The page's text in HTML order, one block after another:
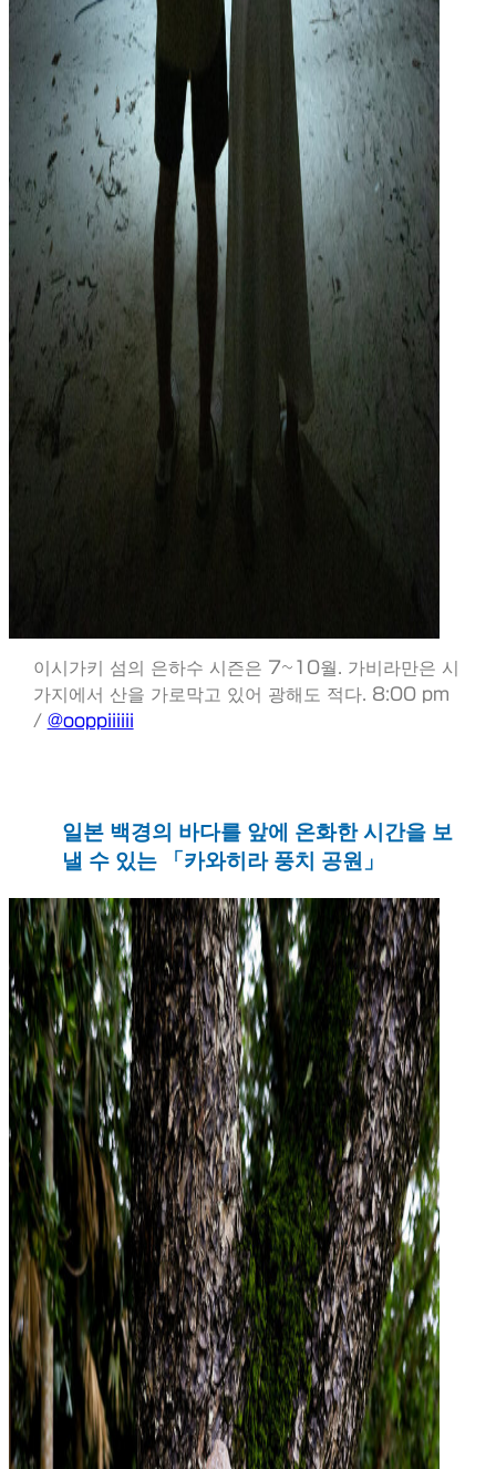
이시가키 섬의 은하수 시즌은 7~10월. 가비라만은 시
가지에서 산을 가로막고 있어 광해도 적다. 8:00 pm
/ @ooppiiiiii
일본 백경의 바다를 앞에 온화한 시간을 보
낼 수 있는 「카와히라 풍치 공원」